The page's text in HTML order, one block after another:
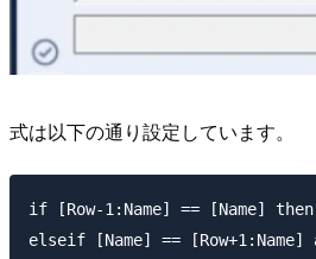
式は以下の通り設定しています。
if [Row-1:Name] == [Name]
elseif [Name] ==